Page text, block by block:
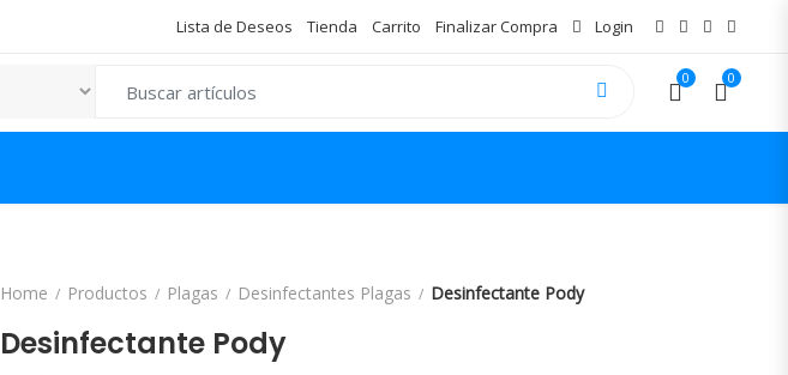
Lista de Deseos Tienda Carrito Finalizar Compra Login
0 0
Home Productos Plagas Desinfectantes Plagas Desinfectante Pody
Desinfectante Pody